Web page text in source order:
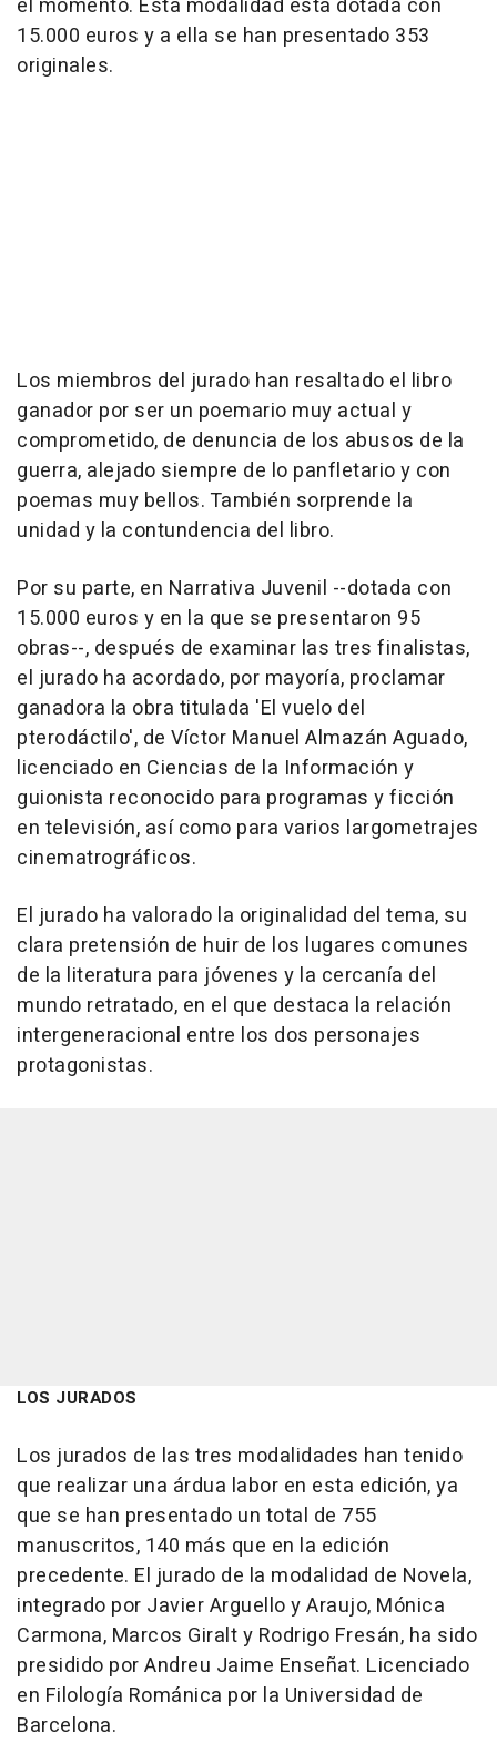
el momento. Esta modalidad está dotada con
15.000 euros y a ella se han presentado 353
originales.
Los miembros del jurado han resaltado el libro
ganador por ser un poemario muy actual y
comprometido, de denuncia de los abusos de la
guerra, alejado siempre de lo panfletario y con
poemas muy bellos. También sorprende la
unidad y la contundencia del libro.
Por su parte, en Narrativa Juvenil --dotada con
15.000 euros y en la que se presentaron 95
obras--, después de examinar las tres finalistas,
el jurado ha acordado, por mayoría, proclamar
ganadora la obra titulada 'El vuelo del
pterodáctilo', de Víctor Manuel Almazán Aguado,
licenciado en Ciencias de la Información y
guionista reconocido para programas y ficción
en televisión, así como para varios largometrajes
cinematrográficos.
El jurado ha valorado la originalidad del tema, su
clara pretensión de huir de los lugares comunes
de la literatura para jóvenes y la cercanía del
mundo retratado, en el que destaca la relación
intergeneracional entre los dos personajes
protagonistas.
LOS JURADOS
Los jurados de las tres modalidades han tenido
que realizar una árdua labor en esta edición, ya
que se han presentado un total de 755
manuscritos, 140 más que en la edición
precedente. El jurado de la modalidad de Novela,
integrado por Javier Arguello y Araujo, Mónica
Carmona, Marcos Giralt y Rodrigo Fresán, ha sido
presidido por Andreu Jaime Enseñat. Licenciado
en Filología Románica por la Universidad de
Barcelona.